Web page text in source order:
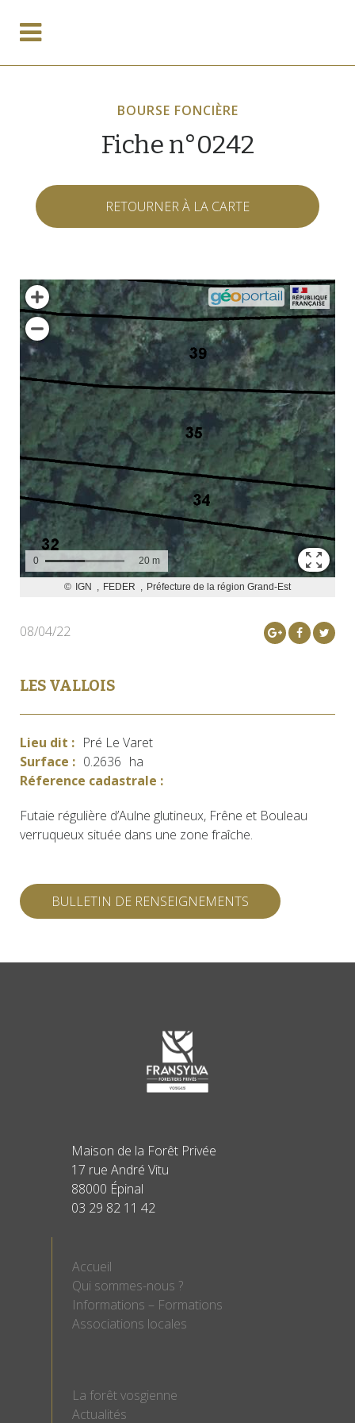
BOURSE FONCIÈRE
Fiche n°0242
RETOURNER À LA CARTE
08/04/22
LES VALLOIS
Lieu dit : Pré Le Varet
Surface : 0.2636 ha
Réference cadastrale :
Futaie régulière d’Aulne glutineux, Frêne et Bouleau
verruqueux située dans une zone fraîche.
BULLETIN DE RENSEIGNEMENTS
Maison de la Forêt Privée
17 rue André Vitu
88000 Épinal
03 29 82 11 42
Accueil
Qui sommes-nous ?
Informations – Formations
Associations locales
La forêt vosgienne
Actualités